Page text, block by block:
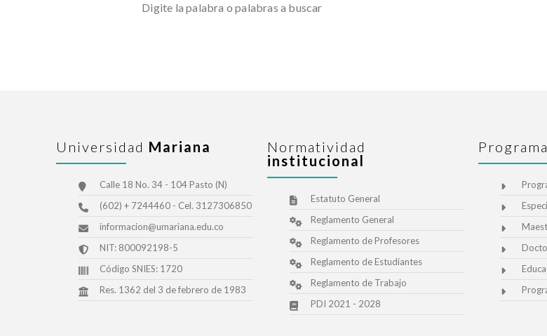
Digite la palabra o palabras a buscar
Universidad Mariana
Calle 18 No. 34 - 104 Pasto (N)
(602) + 7244460 - Cel. 3127306850
informacion@umariana.edu.co
NIT: 800092198-5
Código SNIES: 1720
Res. 1362 del 3 de febrero de 1983
Normatividad
institucional
Estatuto General
Reglamento General
Reglamento de Profesores
Reglamento de Estudiantes
Reglamento de Trabajo
PDI 2021 - 2028